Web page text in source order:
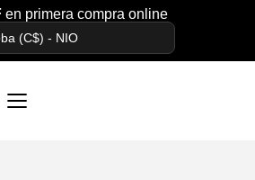
en primera compra online
(C$) - NIO